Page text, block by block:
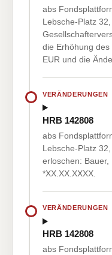
abs
Lebsche-Platz
die Erhöhung
EUR und die
VERÄNDERUNGEN
HRB 142808
abs
Lebsche-Platz
erloschen: Bauer,
*XX.XX.XXXX.
VERÄNDERUNGEN
HRB 142808
abs